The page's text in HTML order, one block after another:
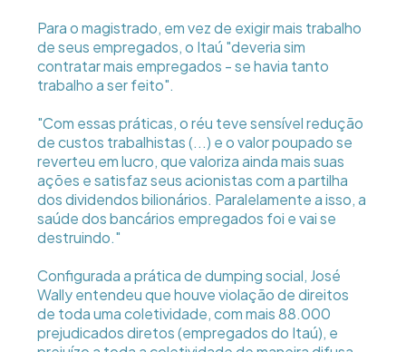
Para o magistrado, em vez de exigir mais trabalho
de seus empregados, o Itaú "deveria sim
contratar mais empregados - se havia tanto
trabalho a ser feito".
"Com essas práticas, o réu teve sensível redução
de custos trabalhistas (...) e o valor poupado se
reverteu em lucro, que valoriza ainda mais suas
ações e satisfaz seus acionistas com a partilha
dos dividendos bilionários. Paralelamente a isso, a
saúde dos bancários empregados foi e vai se
destruindo."
Configurada a prática de dumping social, José
Wally entendeu que houve violação de direitos
de toda uma coletividade, com mais 88.000
prejudicados diretos (empregados do Itaú), e